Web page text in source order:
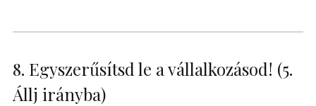
8. Egyszerűsítsd le a vállalkozásod! (5.
Állj irányba)